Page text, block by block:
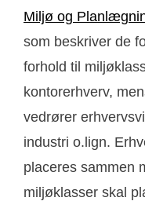
Miljø og
som beskriver de
forhold til
kontorerhverv,
vedrører
industri o.lign.
placeres sammen
miljøklasser skal